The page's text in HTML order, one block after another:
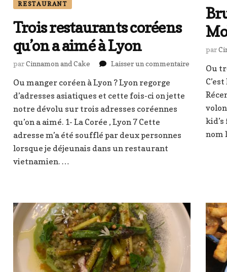
pain&Jo,
bonne
boulangerie
Villefranche
RESTAURANT
Trois restaurants coréens
qu’on a aimé à Lyon
parCinnamon and Cake Laisser un commentairesur
restaurants
coréens
qu’on
Ou manger coréen à Lyon ? Lyon regorge
d’adresses asiatiques et cette fois-ci on jette
notre dévolu sur trois adresses coréennes
qu’on a aimé. 1- La Corée , Lyon 7 Cette
adresse m’a été soufflé par deux personnes
lorsque je déjeunais dans un restaurant
vietnamien. …
par
Ou
kid’s
nom